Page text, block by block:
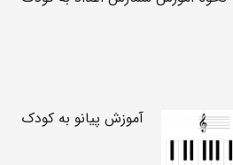
آموزش پیانو به کودک